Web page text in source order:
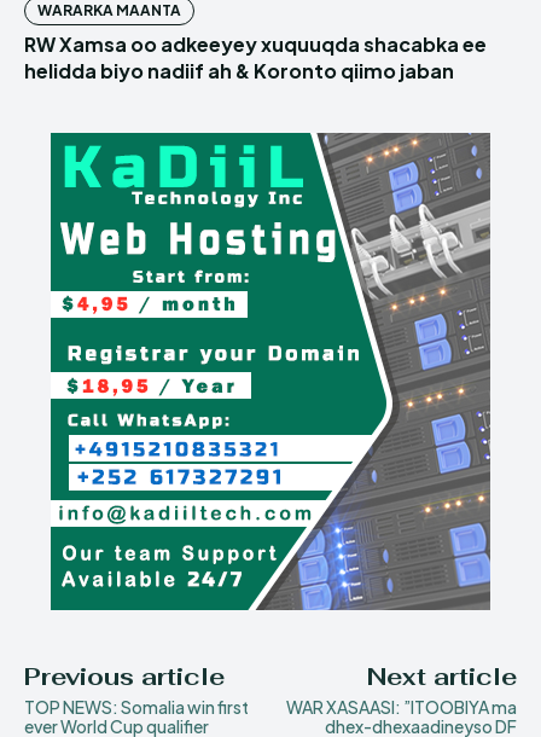
WARARKA MAANTA
RW Xamsa oo adkeeyey xuquuqda shacabka ee
helidda biyo nadiif ah & Koronto qiimo jaban
Previous article
TOP NEWS: Somalia win first
ever World Cup qualifier
Next article
WAR XASAASI: ”ITOOBIYA ma
dhex-dhexaadineyso DF